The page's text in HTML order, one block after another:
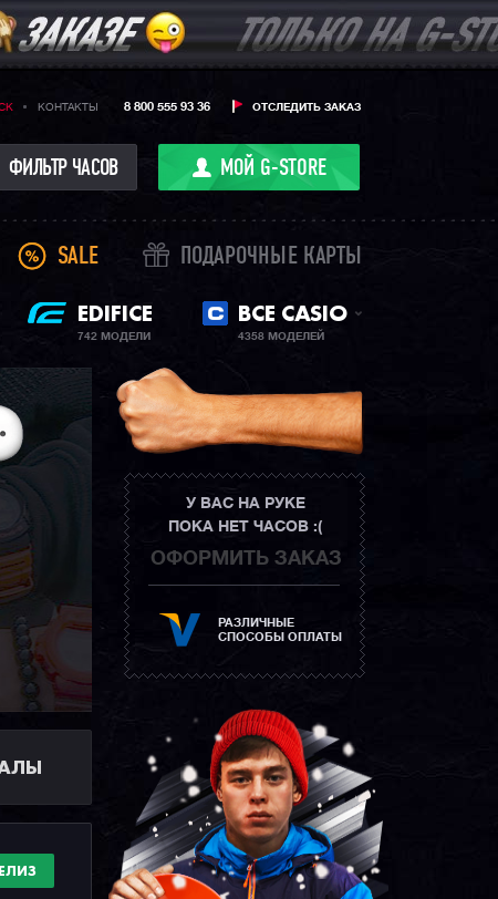
КОНТАКТЫ ОТСЛЕДИТЬ ЗАКАЗ
8 800 555 93 36
ФИЛЬТР ЧАСОВ МОЙ G-STORE
SALE ПОДАРОЧНЫЕ КАРТЫ
EDIFICE
742 МОДЕЛИ
ВСЕ CASIO
4358 МОДЕЛЕЙ
У ВАС НА РУКЕ
ПОКА НЕТ ЧАСОВ :(
ОФОРМИТЬ ЗАКАЗ
РАЗЛИЧНЫЕ
СПОСОБЫ ОПЛАТЫ